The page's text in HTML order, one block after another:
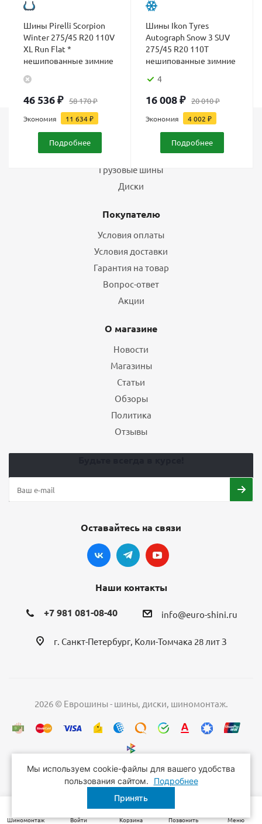
Шины Pirelli Scorpion
Winter 275/45 R20 110V
XL Run Flat *
нешипованные зимние
46 536₽ 58 170₽
Экономия 11 634₽
Подробнее
Шины Ikon Tyres
Autograph Snow 3 SUV
275/45 R20 110T
нешипованные зимние
4
16 008₽ 20 010₽
Экономия 4 002 ₽
Подробнее
Грузовые шины
Диски
Покупателю
Условия оплаты
Условия доставки
Гарантия на товар
Вопрос-ответ
Акции
О магазине
Новости
Магазины
Статьи
Обзоры
Политика
Отзывы
Оставайтесь на связи
Наши контакты
+7 981 081-08-40 info@euro-shini.ru
г. Санкт-Петербург, Коли-Томчака 28 лит З
2026 © Еврошины - шины, диски, шиномонтаж.
Мы используем cookie-файлы для вашего удобства
пользования сайтом.
Подробнее
Принять
Шиномонтаж Войти Корзина Позвонить Меню